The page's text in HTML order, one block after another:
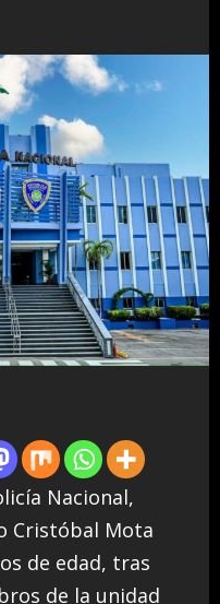
Nacional,
Cristóbal Mota
de edad, tras
de la unidad